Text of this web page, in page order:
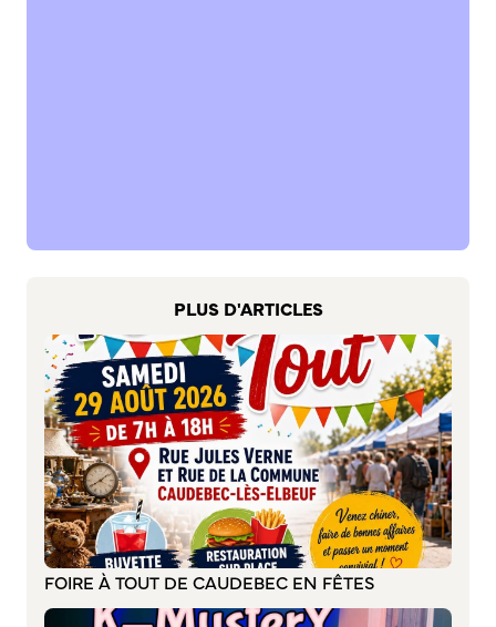
PLUS D'ARTICLES
FOIRE À TOUT DE CAUDEBEC EN FÊTES
Médiathèque Boris Vian
Studio Gainsbourg
Boîtes à lire
Vie associative
Attribution de subventions
Annuaire des associations
Mise à jour de l’annuaire des associations
S’engager auprès d’une association
Sport Loisirs